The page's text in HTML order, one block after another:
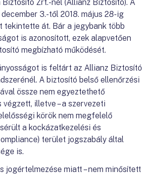
Zrt.-nél (Allianz Biztosító). A
3.-től 2018. május 28-ig
tekintette át. Bár a jegybank több
is azonosított, ezek alapvetően
megbízható működését.
is feltárt az Allianz Biztosító
A biztosító belső ellenőrzési
össze nem egyeztethető
illetve – a szervezeti
körök nem megfelelő
a kockázatkezelési és
terület jogszabály által
is.
jogértelmezése miatt – nem minősített